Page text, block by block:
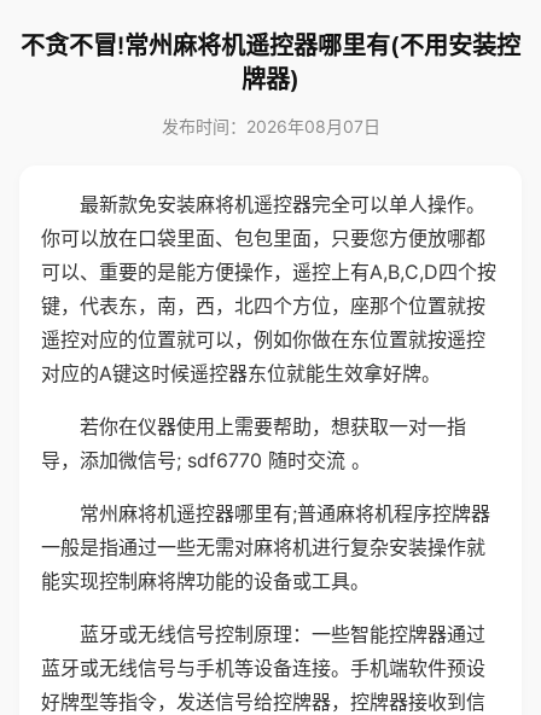
不贪不冒!常州麻将机遥控器哪里有(不用安装控
牌器)
发布时间：2026年08月07日
最新款免安装麻将机遥控器完全可以单人操作。
你可以放在口袋里面、包包里面，只要您方便放哪都
可以、重要的是能方便操作，遥控上有A,B,C,D四个按
键，代表东，南，西，北四个方位，座那个位置就按
遥控对应的位置就可以，例如你做在东位置就按遥控
对应的A键这时候遥控器东位就能生效拿好牌。
若你在仪器使用上需要帮助，想获取一对一指
导，添加微信号; sdf6770 随时交流 。
常州麻将机遥控器哪里有;普通麻将机程序控牌器
一般是指通过一些无需对麻将机进行复杂安装操作就
能实现控制麻将牌功能的设备或工具。
蓝牙或无线信号控制原理：一些智能控牌器通过
蓝牙或无线信号与手机等设备连接。手机端软件预设
好牌型等指令，发送信号给控牌器，控牌器接收到信